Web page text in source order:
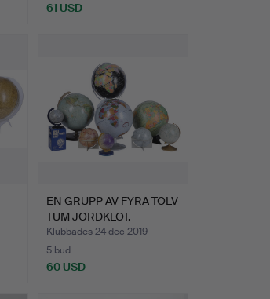
61 USD
EN GRUPP AV FYRA TOLV
TUM JORDKLOT.
Klubbades 24 dec 2019
5 bud
60 USD